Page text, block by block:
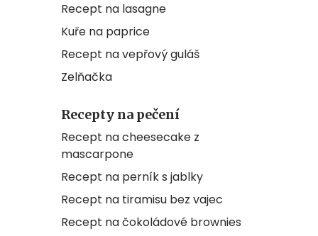
Recept na lasagne
Kuře na paprice
Recept na vepřový guláš
Zelňačka
Recepty na pečení
Recept na cheesecake z
mascarpone
Recept na perník s jablky
Recept na tiramisu bez vajec
Recept na čokoládové brownies